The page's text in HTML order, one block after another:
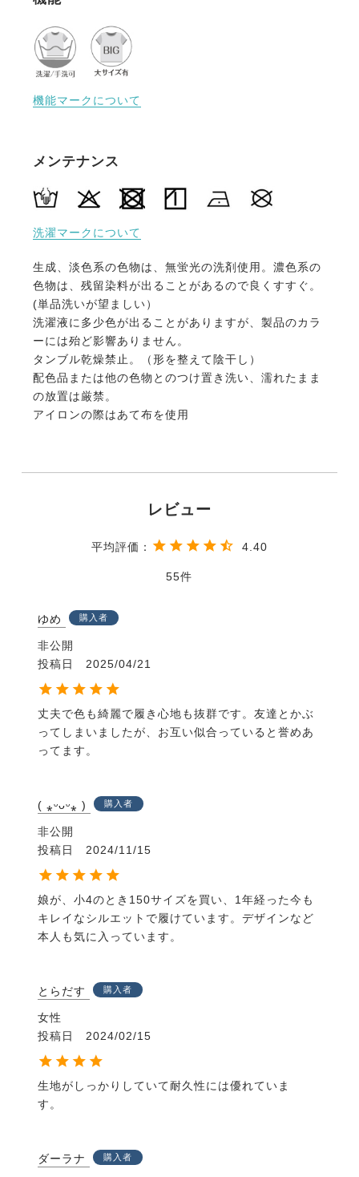
股部分を工夫してまたがりやすく、ひざ部分にゆとり
ルエットに仕上がっています。
・高い縫製技術を活かしたフィット感
生産はヨーロッパ向けキュロットを手がけるメーカー
・足首周りはストレッチ素材で快適
足首周りにストレッチ素材を採用。ふくらはぎまでス
トレッチ素材を伸ばすことで抜群のフィット感と快適
な履き心地を実現しました。
※フロントボタンはレディースサイズは右前、ジュニ
アサイズは左前となります。
機能マークについて
メンテナンス
洗濯マークについて
生成、淡色系の色物は、無蛍光の洗剤使用。濃色系の
色物は、残留染料が出ることがあるので良くすすぐ。
(単品洗いが望ましい）
洗濯液に多少色が出ることがありますが、製品のカラ
ーには殆ど影響ありません。
タンブル乾燥禁止。（形を整えて陰干し）
配色品または他の色物とのつけ置き洗い、濡れたまま
の放置は厳禁。
アイロンの際はあて布を使用
4.40
55
ゆめ 購入者
非公開
投稿日
2025/04/21
丈夫で色も綺麗で履き心地も抜群です。友達とかぶ
ってしまいましたが、お互い似合っていると誉めあ
ってます。
( ⁎ᵕᴗᵕ⁎ ) 購入者
非公開
投稿日
2024/11/15
娘が、小4のとき150サイズを買い、1年経った今も
キレイなシルエットで履けています。デザインなど
本人も気に入っています。
とらだす 購入者
女性
投稿日
2024/02/15
生地がしっかりしていて耐久性には優れていま
す。
ダーラナ 購入者